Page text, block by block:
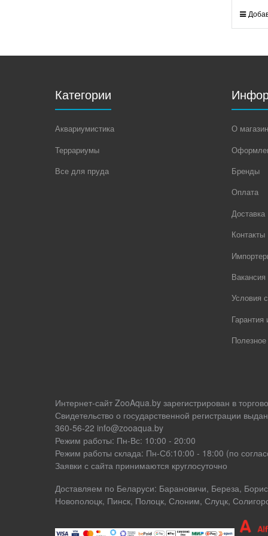
Категории
Аквариумистика
Террариумы
Все для пруда
О
Бренды
Оплата
Доставка
Контакты
Вакансия
Условия
Гарантия
Полезное
Интернет-сайт ZooAqua.by зарегистрирован в
Свидетельство о государственной регистрации
360-56-22 info@zooaqua.by
Режим работы: Пн-Вс: 10:00 - 20:00
Режим работы склада: Пн-Сб:10:00 - 18:00 (по
Заявки с сайта принимаются круглосуточно
Доставляем по Беларуси: Барановичи, Береза,
Новополоцк, Пинск, Полоцк, Слоним, Слуцк,